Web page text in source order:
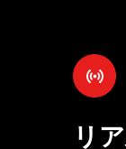
リ